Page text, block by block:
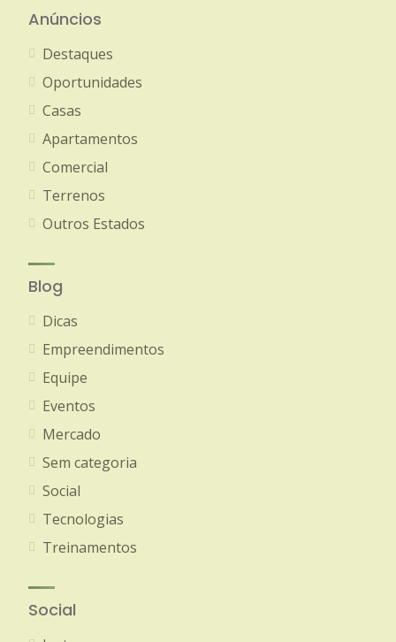
Anúncios
Destaques
Oportunidades
Casas
Apartamentos
Comercial
Terrenos
Outros Estados
Blog
Dicas
Empreendimentos
Equipe
Eventos
Mercado
Sem categoria
Social
Tecnologias
Treinamentos
Social